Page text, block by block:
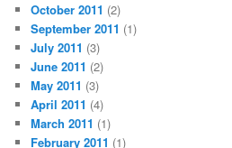
October 2011 (2)
September 2011 (1)
July 2011 (3)
June 2011 (2)
May 2011 (3)
April 2011 (4)
March 2011 (1)
February 2011 (1)